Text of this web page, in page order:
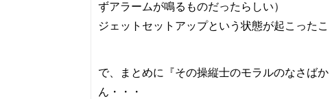
ずアラームが鳴るものだったらしい）
ジェットセットアップという状態が起こった
で、まとめに『その操縦士のモラルのなさば
ん・・・